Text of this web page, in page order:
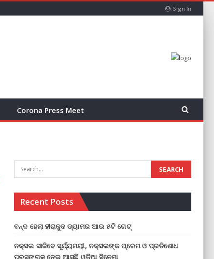
Sign In
Corona Press Meet
Recent Posts
ବନ୍ଦ ହେଲା ହୀରାକୁଦ ଡ୍ୟାମର ଆଉ ୫ଟି ଗେଟ୍
ନକ୍ସଲ ସାଜିବେ ସୂର୍ଯ୍ୟମୟୀ, ନକ୍ସଲଙ୍କ ପ୍ରେମ ଓ ପ୍ରତିଶୋଧ
ପ୍ରସଙ୍ଗକୁ ନେଇ ଆସୁଛି ଓଡିଆ ସିନେମା